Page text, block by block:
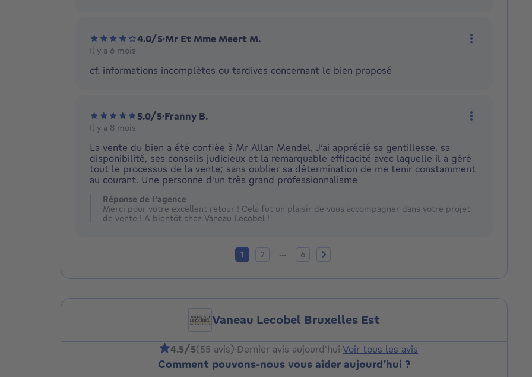
4.0/5·Mr Et Mme Meert M.
Il y a 6 mois
cf. informations incomplètes ou tardives concernant le bien proposé
5.0/5·Franny B.
Il y a 8 mois
La vente du bien a été confiée à Mr Allan Mendel. J’ai apprécié sa gentillesse, sa
disponibilité, ses conseils judicieux et la remarquable efficacité avec laquelle il a géré
tout le processus de la vente; sans oublier sa détermination de me tenir constamment
au courant. Une personne d'un très grand professionnalisme
Réponse de l’agence
Merci pour votre excellent retour ! Cela fut un plaisir de vous accompagner dans votre projet
de vente ! A bientôt chez Vaneau Lecobel !
Page actuelle
1 Page 2
2 ... Page 6
6 Page suivante
Vaneau Lecobel Bruxelles Est
4.5/5(55 avis)·Dernier avis aujourd'hui·Voir tous les avis
Comment pouvons-nous vous aider aujourd’hui ?